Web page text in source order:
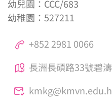
幼兒園：CCC/683
幼稚園：527211
+852 2981 0066
長洲長碩路33號碧